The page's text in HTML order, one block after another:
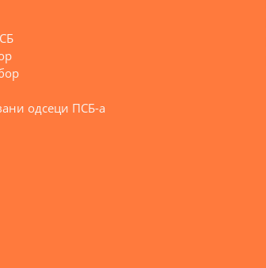
одсеци ПСБ-а